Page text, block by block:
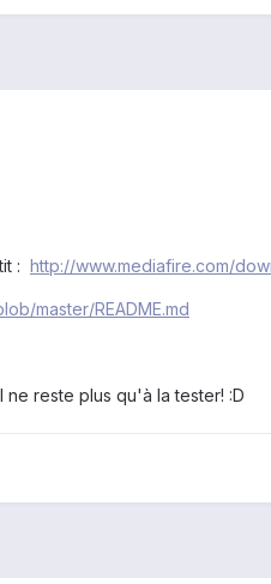
: http://www.mediafire.com/
master/README.md
reste plus qu'à la tester! :D